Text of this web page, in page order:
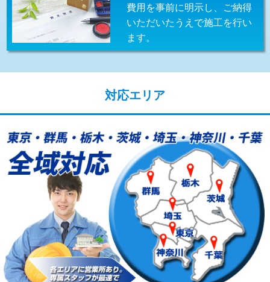
給水管工事※（バンド止め) 3,300円
給水管工事※（支持金具設置)
業)
給水管工事※（塩ビ管（VP・HI）使
用/3ｍまで)
33,000円
給水管工事※（塩ビ管（VP・HI）使
用（追加）/3ｍ超え)
+8,800円
給水管工事※（ライニング鋼管・銅
管・ポリ管・HT管使用/3ｍまで)
44,000円
給水管工事※（ライニング鋼管・銅
管・ポリ管・HT管使用/3ｍ超え)
+8,800円
費用を事前に明示し、ご納得
いただいたうえで施工を行い
ます。
対応エリア